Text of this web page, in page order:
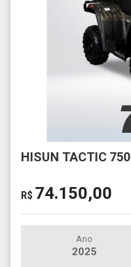
HISUN TACTIC 750
R$ 74.150,00
Ano
2025